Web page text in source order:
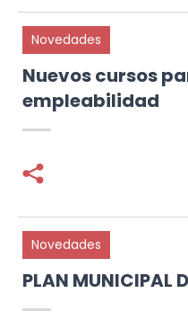
Twitter
Novedades
Nuevos cursos
empleabilidad
Twitter
Novedades
PLAN MUNICIPAL